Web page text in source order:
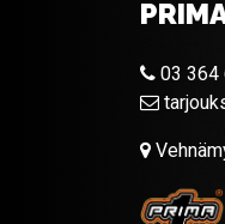
03 364